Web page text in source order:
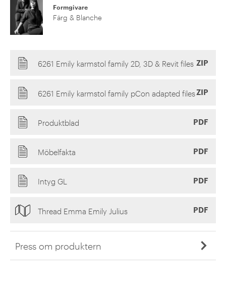
Formgivare
Färg & Blanche
6261 Emily karmstol family 2D, 3D & Revit files ZIP
6261 Emily karmstol family pCon adapted filesZIP
Produktblad PDF
Möbelfakta PDF
Intyg GL PDF
Thread Emma Emily Julius PDF
Press om produktern